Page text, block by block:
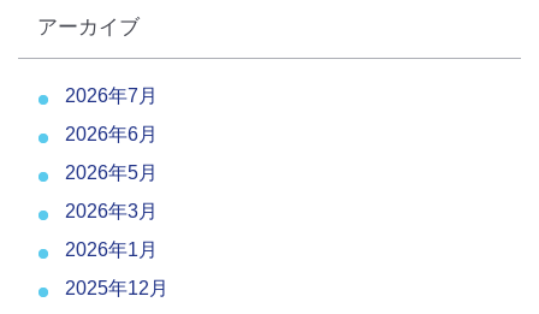
アーカイブ
2026年7月
2026年6月
2026年5月
2026年3月
2026年1月
2025年12月